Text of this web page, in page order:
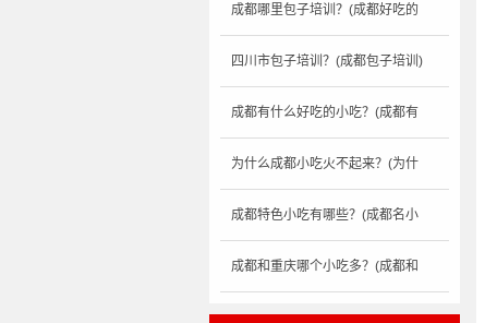
成都哪里包子培训？(成都好吃的
四川市包子培训？(成都包子培训)
成都有什么好吃的小吃？(成都有
为什么成都小吃火不起来？(为什
成都特色小吃有哪些？(成都名小
成都和重庆哪个小吃多？(成都和